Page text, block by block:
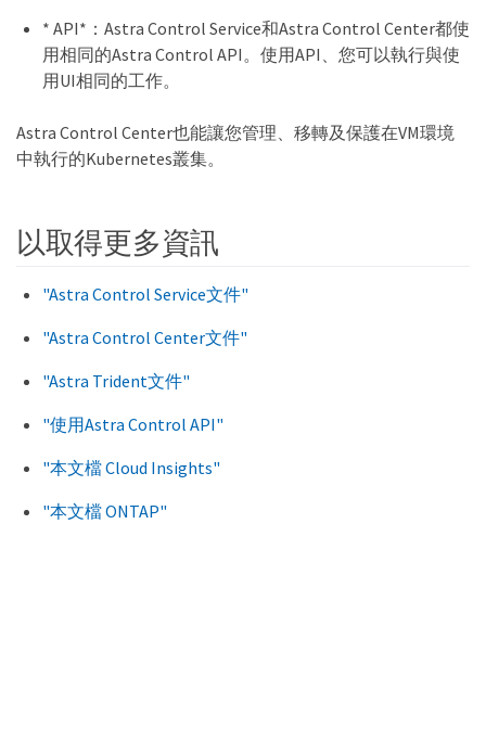
* API*：Astra Control Service和Astra Control Center都使
用相同的Astra Control API。使用API、您可以執行與使
用UI相同的工作。
Astra Control Center也能讓您管理、移轉及保護在VM環境
中執行的Kubernetes叢集。
以取得更多資訊
"Astra Control Service文件"
"Astra Control Center文件"
"Astra Trident文件"
"使用Astra Control API"
"本文檔 Cloud Insights"
"本文檔 ONTAP"